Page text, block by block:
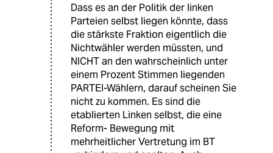
Dass es an der Politik der linken
Parteien selbst liegen könnte, dass
die stärkste Fraktion eigentlich die
Nichtwähler werden müssten, und
NICHT an den wahrscheinlich unter
einem Prozent Stimmen liegenden
PARTEI-Wählern, darauf scheinen Sie
nicht zu kommen. Es sind die
etablierten Linken selbst, die eine
Reform- Bewegung mit
mehrheitlicher Vertretung im BT